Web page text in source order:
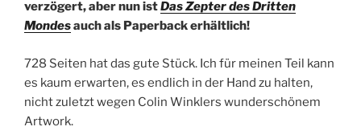
verzögert, aber nun istDas Zepter des Dritten
Mondesauch als Paperback erhältlich!
728 Seiten hat das gute Stück. Ich für meinen Teil kann
es kaum erwarten, es endlich in der Hand zu halten,
nicht zuletzt wegen Colin Winklers wunderschönem
Artwork.